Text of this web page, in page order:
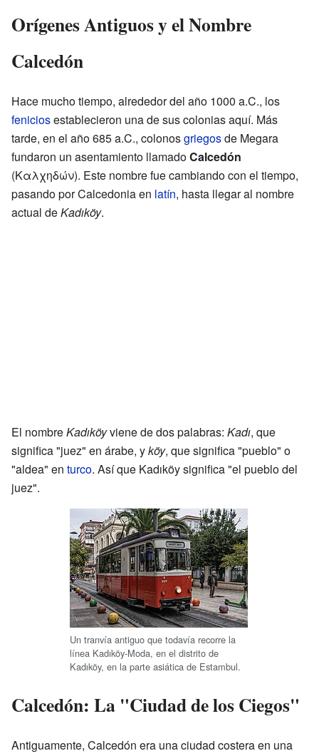
Orígenes Antiguos y el Nombre
Calcedón
Hace mucho tiempo, alrededor del año 1000 a.C., los
feniciosestablecieron una de sus colonias aquí. Más
tarde, en el año 685 a.C., colonosgriegosde Megara
fundaron un asentamiento llamadoCalcedón
(Καλχηδών). Este nombre fue cambiando con el tiempo,
pasando por Calcedonia en latín, hasta llegar al nombre
actual deKadıköy.
El nombreKadıköyviene de dos palabras: Kadı, que
significa "juez" en árabe, yköy, que significa "pueblo" o
"aldea" en turco. Así que Kadıköy significa "el pueblo del
juez".
Un tranvía antiguo que todavía recorre la
línea Kadıköy-Moda, en el distrito de
Kadıköy, en la parte asiática de Estambul.
Calcedón: La "Ciudad de los Ciegos"
Antiguamente, Calcedón era una ciudad costera en una